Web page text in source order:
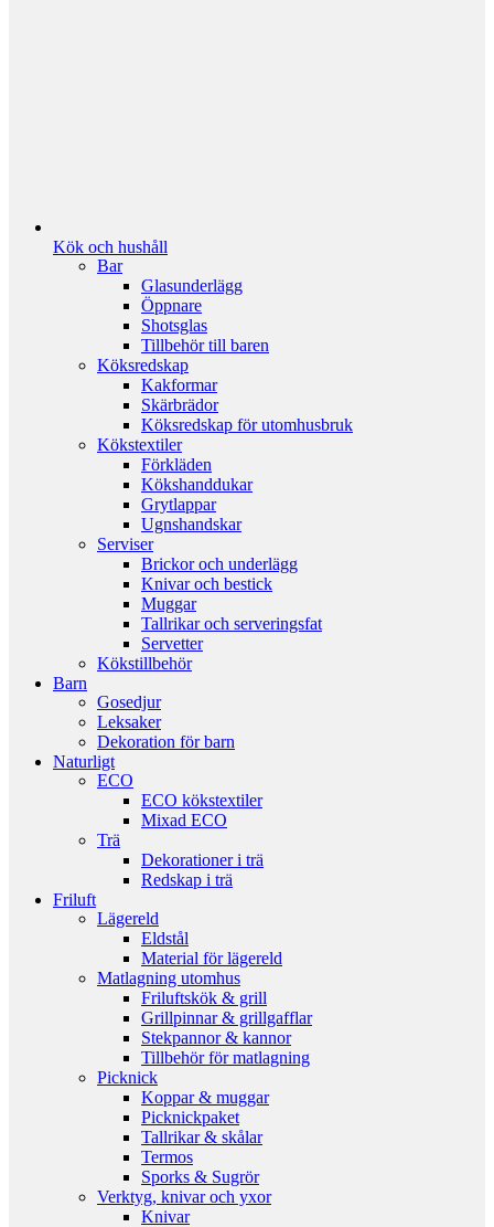
Kök och hushåll
Bar
Glasunderlägg
Öppnare
Shotsglas
Tillbehör till baren
Köksredskap
Kakformar
Skärbrädor
Köksredskap för utomhusbruk
Kökstextiler
Förkläden
Kökshanddukar
Grytlappar
Ugnshandskar
Serviser
Brickor och underlägg
Knivar och bestick
Muggar
Tallrikar och serveringsfat
Servetter
Kökstillbehör
Barn
Gosedjur
Leksaker
Dekoration för barn
Naturligt
ECO
ECO kökstextiler
Mixad ECO
Trä
Dekorationer i trä
Redskap i trä
Friluft
Lägereld
Eldstål
Material för lägereld
Matlagning utomhus
Friluftskök & grill
Grillpinnar & grillgafflar
Stekpannor & kannor
Tillbehör för matlagning
Picknick
Koppar & muggar
Picknickpaket
Tallrikar & skålar
Termos
Sporks & Sugrör
Verktyg, knivar och yxor
Knivar